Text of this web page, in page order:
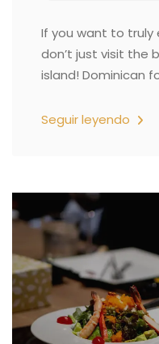
If you want to truly
don’t just visit the
island! Dominican
Seguir leyendo